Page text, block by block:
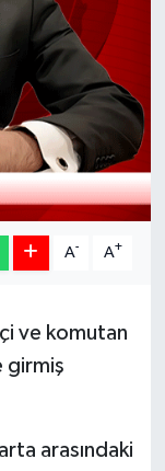
A- A+
ve komutan
girmiş
arasındaki